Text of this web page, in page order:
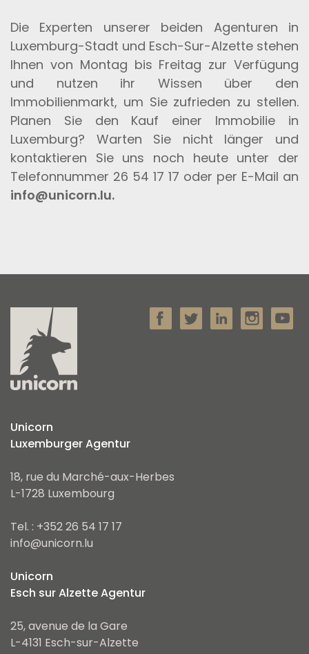
Die Experten unserer beiden Agenturen in
Luxemburg-Stadt und Esch-Sur-Alzette stehen
Ihnen von Montag bis Freitag zur Verfügung
und nutzen ihr Wissen über den
Immobilienmarkt, um Sie zufrieden zu stellen.
Planen Sie den Kauf einer Immobilie in
Luxemburg? Warten Sie nicht länger und
kontaktieren Sie uns noch heute unter der
Telefonnummer 26 54 17 17 oder per E-Mail an
info@unicorn.lu.
Unicorn
Luxemburger Agentur
18, rue du Marché-aux-Herbes
L-1728 Luxembourg
Tel. : +352 26 54 17 17
info@unicorn.lu
Unicorn
Esch sur Alzette Agentur
25, avenue de la Gare
L-4131 Esch-sur-Alzette